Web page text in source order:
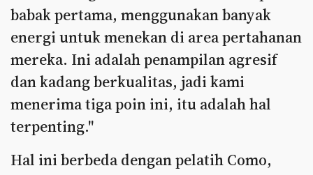
babak pertama, menggunakan banyak
energi untuk menekan di area pertahanan
mereka. Ini adalah penampilan agresif
dan kadang berkualitas, jadi kami
menerima tiga poin ini, itu adalah hal
terpenting."
Hal ini berbeda dengan pelatih Como,